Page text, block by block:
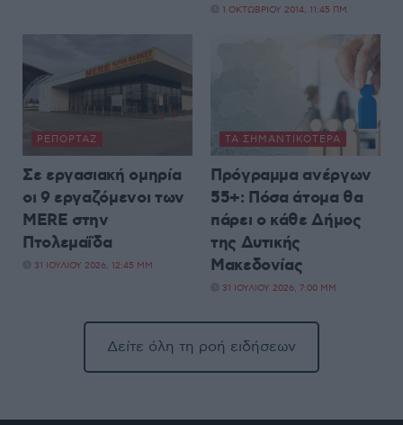
1 ΟΚΤΩΒΡΊΟΥ 2014, 11:45 ΠΜ
ΡΕΠΟΡΤΆΖ
Σε εργασιακή ομηρία
οι 9 εργαζόμενοι των
MERE στην
Πτολεμαΐδα
31 ΙΟΥΛΊΟΥ 2026, 12:45 ΜΜ
ΤΑ ΣΗΜΑΝΤΙΚΟΤΕΡΑ
Πρόγραμμα ανέργων
55+: Πόσα άτομα θα
πάρει ο κάθε Δήμος
της Δυτικής
Μακεδονίας
31 ΙΟΥΛΊΟΥ 2026, 7:00 ΜΜ
Δείτε όλη τη ροή ειδήσεων